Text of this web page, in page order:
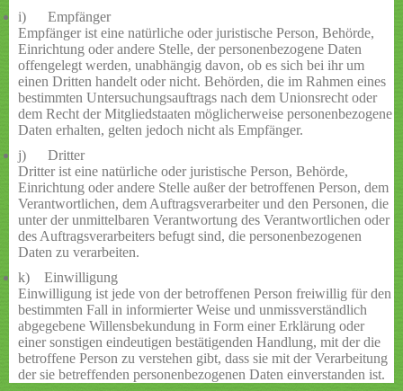
i) Empfänger
Empfänger ist eine natürliche oder juristische Person, Behörde,
Einrichtung oder andere Stelle, der personenbezogene Daten
offengelegt werden, unabhängig davon, ob es sich bei ihr um
einen Dritten handelt oder nicht. Behörden, die im Rahmen eines
bestimmten Untersuchungsauftrags nach dem Unionsrecht oder
dem Recht der Mitgliedstaaten möglicherweise personenbezogene
Daten erhalten, gelten jedoch nicht als Empfänger.
j) Dritter
Dritter ist eine natürliche oder juristische Person, Behörde,
Einrichtung oder andere Stelle außer der betroffenen Person, dem
Verantwortlichen, dem Auftragsverarbeiter und den Personen, die
unter der unmittelbaren Verantwortung des Verantwortlichen oder
des Auftragsverarbeiters befugt sind, die personenbezogenen
Daten zu verarbeiten.
k) Einwilligung
Einwilligung ist jede von der betroffenen Person freiwillig für den
bestimmten Fall in informierter Weise und unmissverständlich
abgegebene Willensbekundung in Form einer Erklärung oder
einer sonstigen eindeutigen bestätigenden Handlung, mit der die
betroffene Person zu verstehen gibt, dass sie mit der Verarbeitung
der sie betreffenden personenbezogenen Daten einverstanden ist.